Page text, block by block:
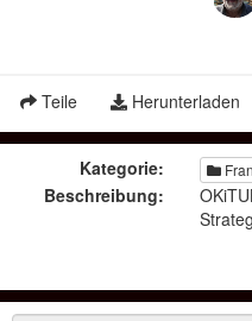
Teile Herunterladen
Kategorie:
Beschreibung: